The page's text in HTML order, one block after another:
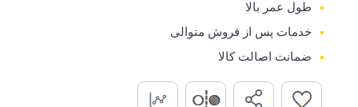
طول عمر بالا
خدمات پس از فروش متوالی
ضمانت اصالت کالا